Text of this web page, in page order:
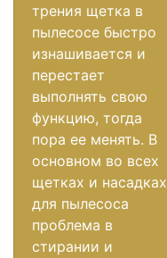
трения щетка в
пылесосе быстро
изнашивается и
перестает
выполнять свою
функцию, тогда
пора ее менять. В
основном во всех
щетках и насадках
для пылесоса
проблема в
стирании и